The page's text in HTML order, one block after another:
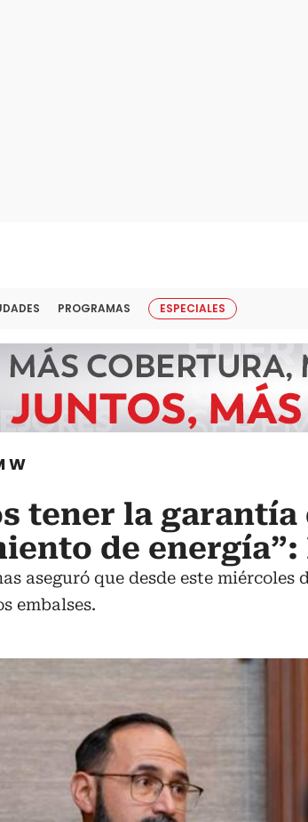
PROGRAMAS ESPECIALES
W
tener la garantía
de
aseguró que desde este
embalses.